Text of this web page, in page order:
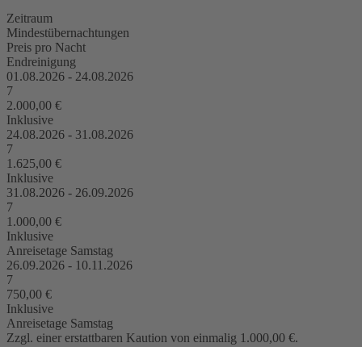
Zeitraum
Mindestübernachtungen
Preis pro Nacht
Endreinigung
01.08.2026 - 24.08.2026
7
2.000,00 €
Inklusive
24.08.2026 - 31.08.2026
7
1.625,00 €
Inklusive
31.08.2026 - 26.09.2026
7
1.000,00 €
Inklusive
Anreisetage Samstag
26.09.2026 - 10.11.2026
7
750,00 €
Inklusive
Anreisetage Samstag
Zzgl. einer erstattbaren Kaution von einmalig 1.000,00 €.